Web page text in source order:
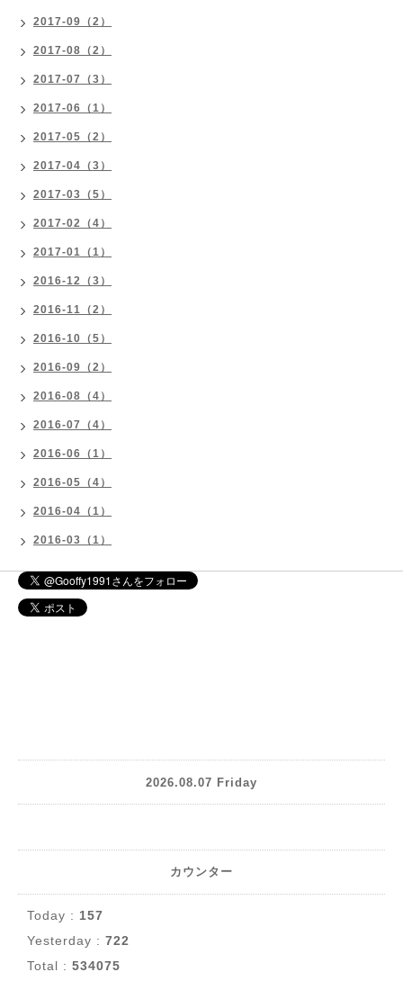
2017-09（2）
2017-08（2）
2017-07（3）
2017-06（1）
2017-05（2）
2017-04（3）
2017-03（5）
2017-02（4）
2017-01（1）
2016-12（3）
2016-11（2）
2016-10（5）
2016-09（2）
2016-08（4）
2016-07（4）
2016-06（1）
2016-05（4）
2016-04（1）
2016-03（1）
2026.08.07 Friday
カウンター
Today : 157
Yesterday : 722
Total : 534075